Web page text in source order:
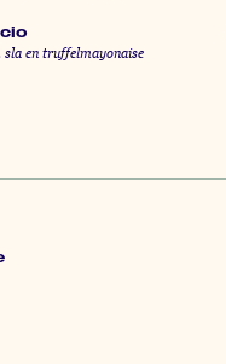
sla en truffelmayonaise